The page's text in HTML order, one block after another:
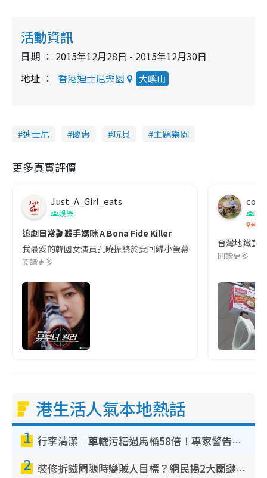
活動資訊
日期
2015年12月28日 - 2015年12月30日
地址
香港迪士尼樂園 大嶼山
迪士尼 優惠 玩具 主題樂園
更多真實評價
Just_A_Girl_eats
娛樂
追劇日常🎬 殺手媽咪 A Bona Fide Killer
我最愛的韓國女演員孔曉振終於要回歸小螢幕啦!這次的劇本改編
閱讀更多
co
吹
台灣
台灣地鐵宣
閱讀更多
港生活人氣本地熱話
1 行李清潔｜車轆污糟過馬桶58倍！專家警告忌用酒精抹 教1招免污手除菌
2 裝修拆鐵閘隨時變賊人目標？網民揭2大關鍵用途：裝新式等於白裝？附新舊鐵閘分別